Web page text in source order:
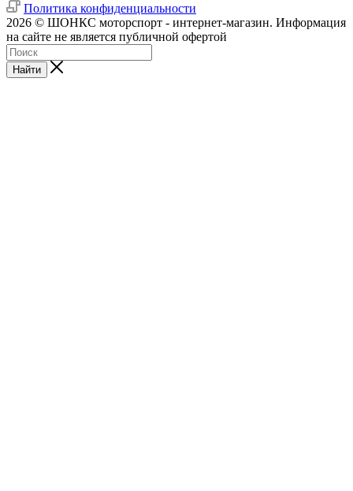
Политика конфиденциальности
2026 © ШОНКС моторспорт - интернет-магазин. Информация
на сайте не является публичной офертой
Найти